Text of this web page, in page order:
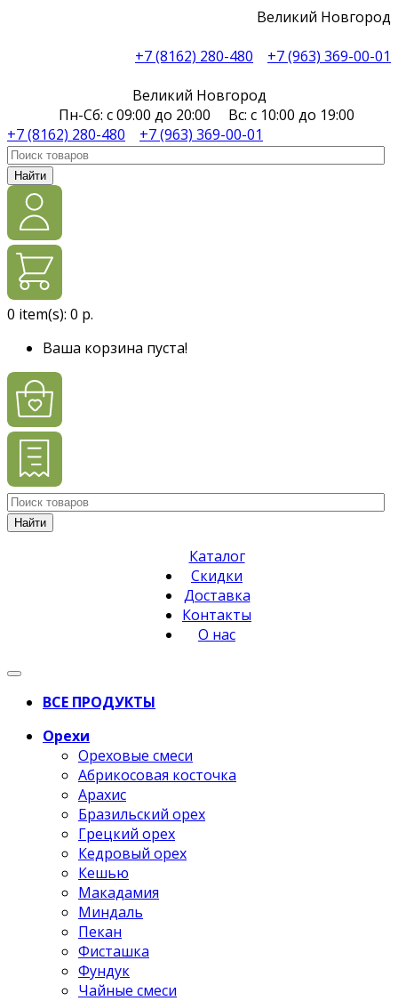
Великий Новгород
+7 (8162) 280-480
+7 (963) 369-00-01
Великий Новгород
Пн-Сб: с 09:00 до 20:00 Вс: с 10:00 до 19:00
+7 (8162) 280-480
+7 (963) 369-00-01
Найти
0 item(s): 0 р.
Ваша корзина пуста!
Найти
Каталог
Скидки
Доставка
Контакты
О нас
ВСЕ ПРОДУКТЫ
Орехи
Ореховые смеси
Абрикосовая косточка
Арахис
Бразильский орех
Грецкий орех
Кедровый орех
Кешью
Макадамия
Миндаль
Пекан
Фисташка
Фундук
Чайные смеси